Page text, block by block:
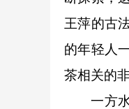
王萍的古
的年轻人
茶相关的
一方水